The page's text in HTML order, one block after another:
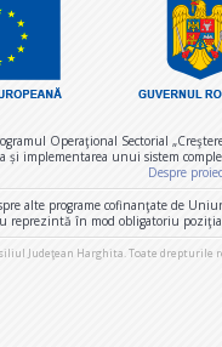
Operaţional Sectorial
și implementarea unui sistem
Despre
alte programe cofinanţate de
reprezintă în mod obligatoriu
Judeţean Harghita. Toate drepturile